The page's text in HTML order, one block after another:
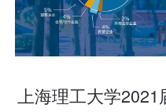
上海理工大学